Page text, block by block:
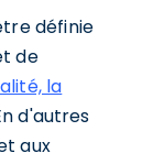
définie
de
la
d'autres
aux